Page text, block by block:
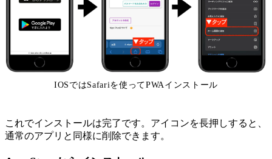
IOSではSafariを使ってPWAインストール
これでインストールは完了です。アイコンを長押しすると、
通常のアプリと同様に削除できます。